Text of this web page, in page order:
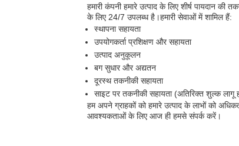
हमारी कंपनी हमारे उत्पाद के लिए शीर्ष पायदान की
के लिए 24/7 उपलब्ध है।हमारी सेवाओं में शामिल हैं:
स्थापना सहायता
उपयोगकर्ता प्रशिक्षण और सहायता
उत्पाद अनुकूलन
बग सुधार और अद्यतन
दूरस्थ तकनीकी सहायता
साइट पर तकनीकी सहायता (अतिरिक्त शुल्क लागू
हम अपने ग्राहकों को हमारे उत्पाद के लाभों को
आवश्यकताओं के लिए आज ही हमसे संपर्क करें।